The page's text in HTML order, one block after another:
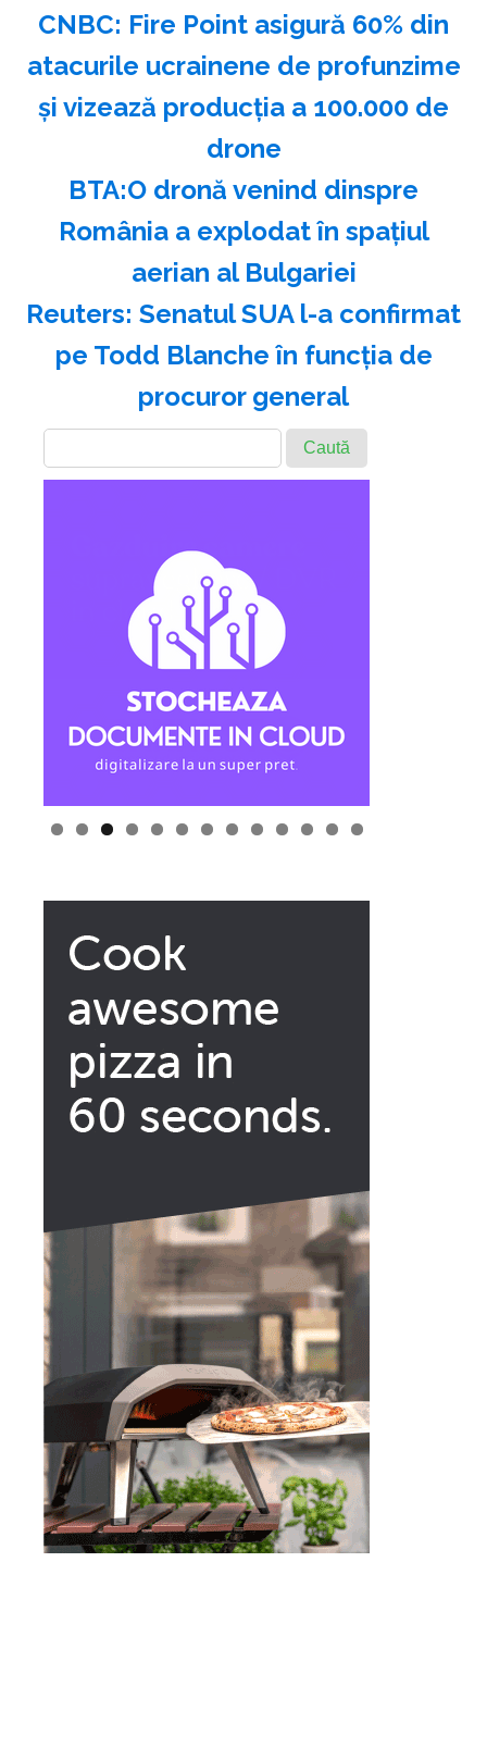
CNBC: Fire Point asigură 60% din
atacurile ucrainene de profunzime
şi vizează producţia a 100.000 de
drone
BTA:O dronă venind dinspre
România a explodat în spaţiul
aerian al Bulgariei
Reuters: Senatul SUA l-a confirmat
pe Todd Blanche în funcţia de
procuror general